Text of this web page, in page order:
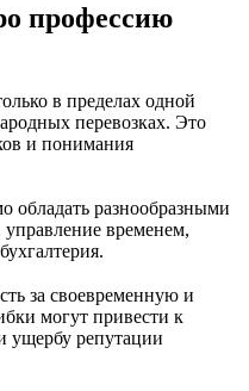
профессию
в пределах одной
перевозках. Это
и понимания
обладать разнообразными
временем,
за своевременную и
могут привести к
ущербу репутации